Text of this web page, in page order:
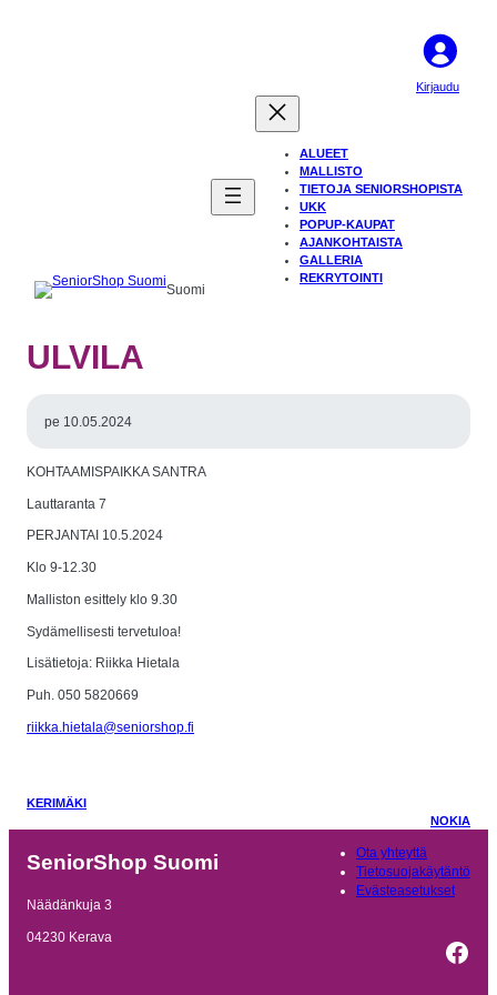
Suomi
Kirjaudu
ALUEET
MALLISTO
TIETOJA SENIORSHOPISTA
UKK
POPUP-KAUPAT
AJANKOHTAISTA
GALLERIA
REKRYTOINTI
ULVILA
pe 10.05.2024
KOHTAAMISPAIKKA SANTRA
Lauttaranta 7
PERJANTAI 10.5.2024
Klo 9-12.30
Malliston esittely klo 9.30
Sydämellisesti tervetuloa!
Lisätietoja: Riikka Hietala
Puh. 050 5820669
riikka.hietala@seniorshop.fi
KERIMÄKI
NOKIA
SeniorShop Suomi
Näädänkuja 3
04230 Kerava
Ota yhteyttä
Tietosuojakäytäntö
Evästeasetukset